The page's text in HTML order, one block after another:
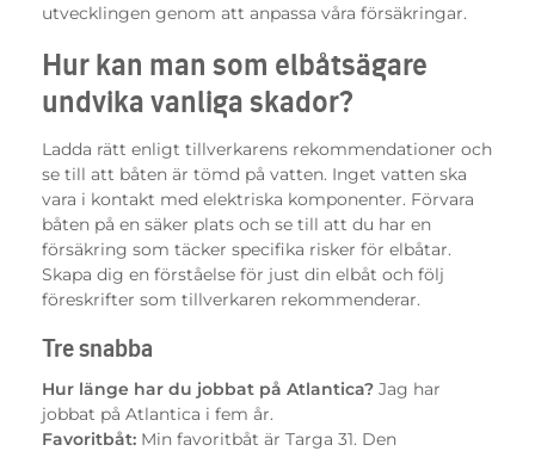
utvecklingen genom att anpassa våra försäkringar.
Hur kan man som elbåtsägare
undvika vanliga skador?
Ladda rätt enligt tillverkarens rekommendationer och
se till att båten är tömd på vatten. Inget vatten ska
vara i kontakt med elektriska komponenter. Förvara
båten på en säker plats och se till att du har en
försäkring som täcker specifika risker för elbåtar.
Skapa dig en förståelse för just din elbåt och följ
föreskrifter som tillverkaren rekommenderar.
Tre snabba
Hur länge har du jobbat på Atlantica? Jag har
jobbat på Atlantica i fem år.
Favoritbåt: Min favoritbåt är Targa 31. Den